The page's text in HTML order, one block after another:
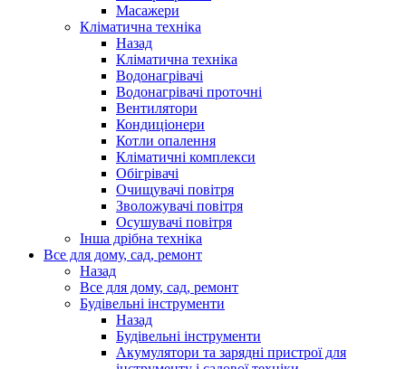
Масажери
Кліматична техніка
Назад
Кліматична техніка
Водонагрівачі
Водонагрівачі проточні
Вентилятори
Кондиціонери
Котли опалення
Кліматичні комплекси
Обігрівачі
Очищувачі повітря
Зволожувачі повітря
Осушувачі повітря
Інша дрібна техніка
Все для дому, сад, ремонт
Назад
Все для дому, сад, ремонт
Будівельні інструменти
Назад
Будівельні інструменти
Акумулятори та зарядні пристрої для